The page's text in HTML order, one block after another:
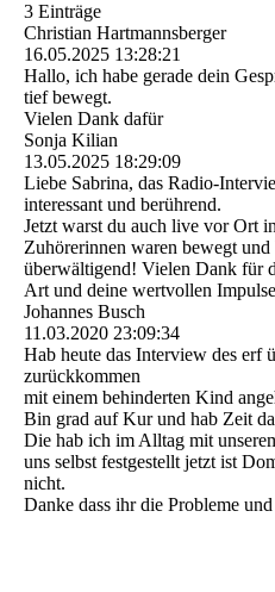
3 Einträge
Christian Hartmannsberger
16.05.2025 13:28:21
Hallo, ich habe gerade dein
tief bewegt.
Vielen Dank dafür
Sonja Kilian
13.05.2025 18:29:09
Liebe Sabrina, das Radio-
interessant und berührend.
Jetzt warst du auch live vor Ort
Zuhörerinnen waren bewegt
überwältigend! Vielen Dank für
Art und deine wertvollen
Johannes Busch
11.03.2020 23:09:34
Hab heute das Interview des erf
zurückkommen
mit einem behinderten Kind
Bin grad auf Kur und hab Zeit
Die hab ich im Alltag mit
uns selbst festgestellt jetzt ist
nicht.
Danke dass ihr die Probleme